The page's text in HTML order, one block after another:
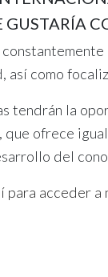
GUSTARÍA
así como
tendrán la
, que ofrece
del
para acceder a